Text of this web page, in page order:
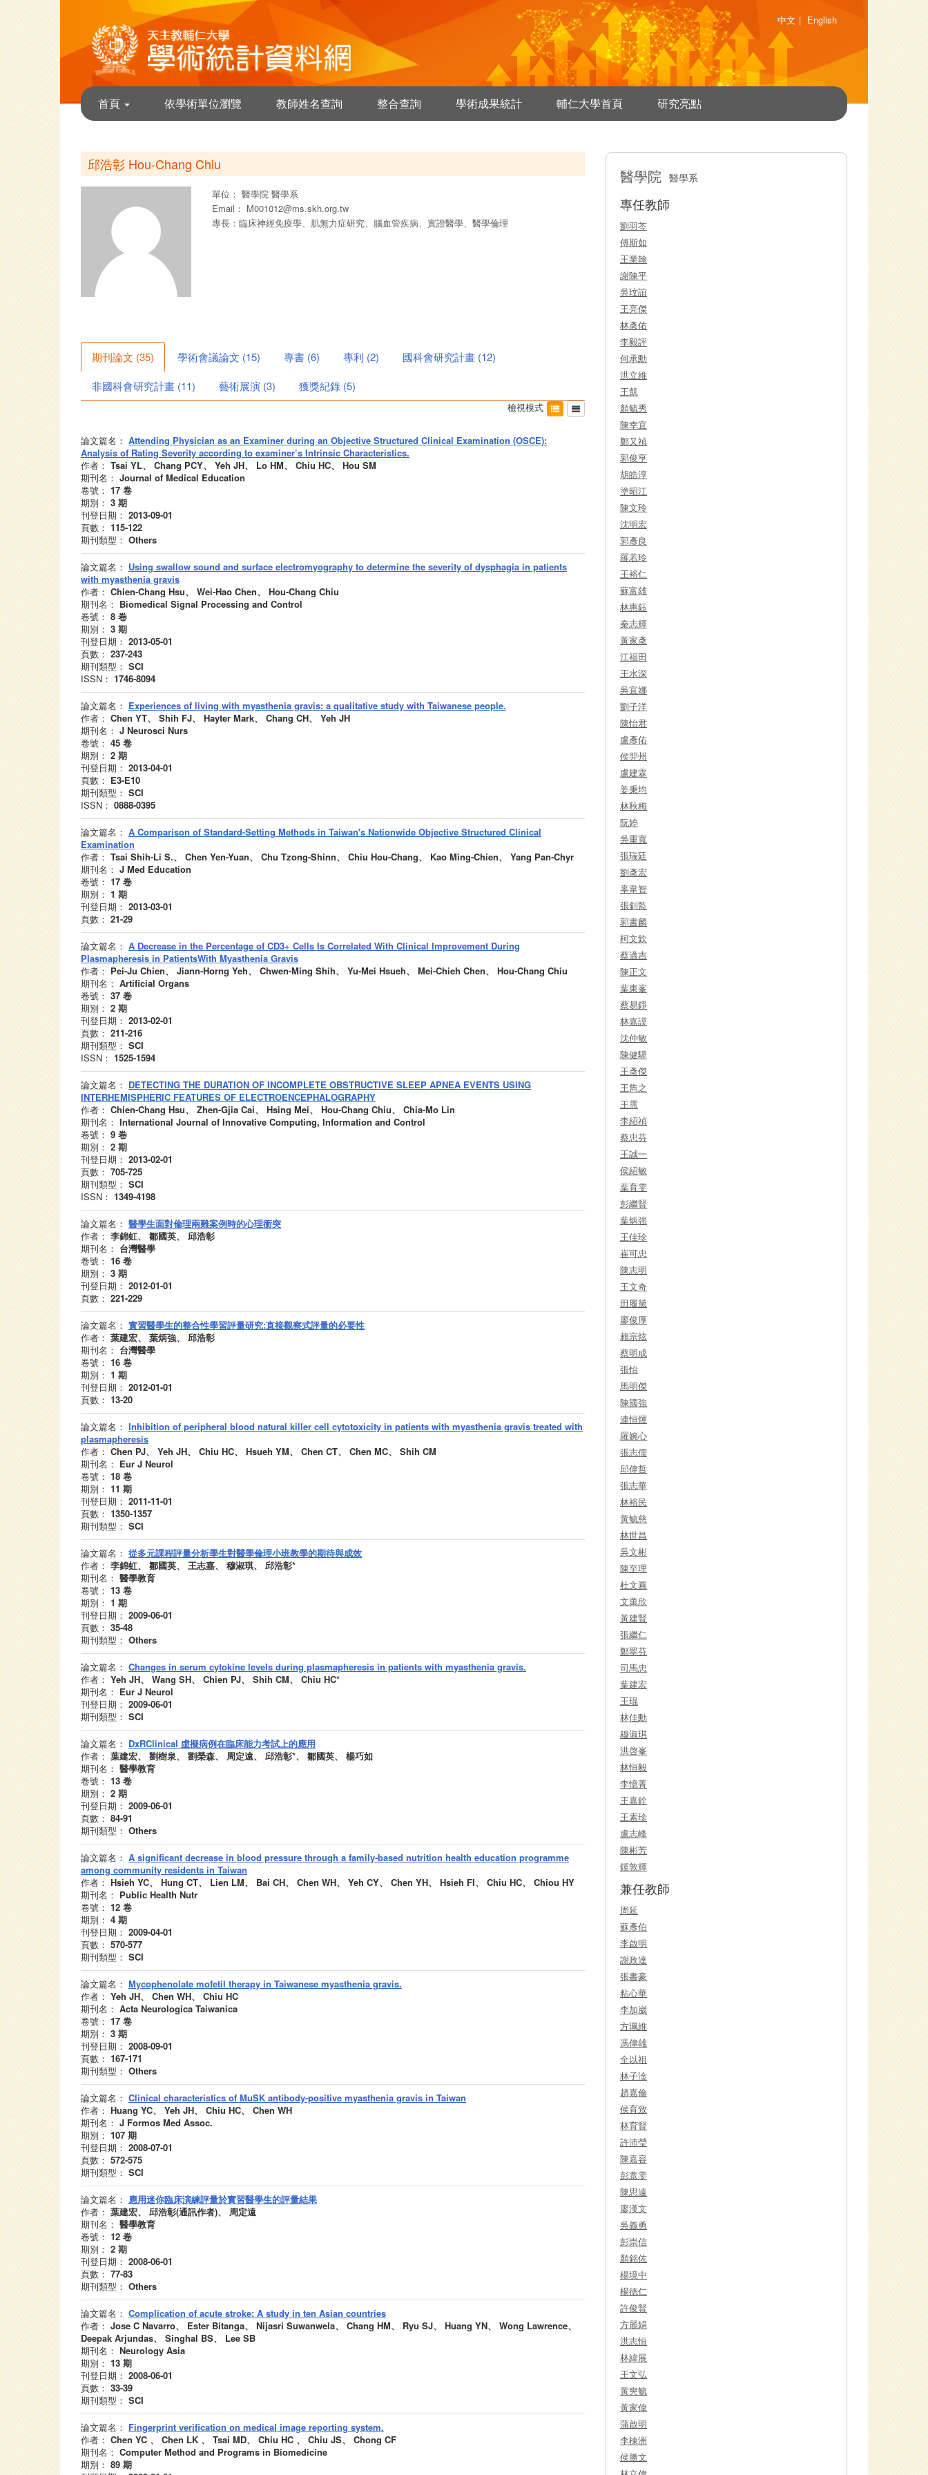
中文 | English
首頁 依學術單位瀏覽 教師姓名查詢 整合查詢 學術成果統計 輔仁大學首頁 研究亮點
邱浩彰 Hou-Chang Chiu
單位： 醫學院 醫學系
Email： M001012@ms.skh.org.tw
專長：臨床神經免疫學、肌無力症研究、腦血管疾病、實證醫學、醫學倫理
期刊論文 (35) 學術會議論文 (15) 專書 (6) 專利 (2) 國科會研究計畫 (12)
非國科會研究計畫 (11) 藝術展演 (3) 獲獎紀錄 (5)
檢視模式
論文篇名： Attending Physician as an Examiner during an Objective Structured Clinical Examination (OSCE):
Analysis of Rating Severity according to examiner’s Intrinsic Characteristics.
作者： Tsai YL、 Chang PCY、 Yeh JH、 Lo HM、 Chiu HC、 Hou SM
期刊名： Journal of Medical Education
卷號： 17 卷
期別： 3 期
刊登日期： 2013-09-01
頁數： 115-122
期刊類型： Others
論文篇名： Using swallow sound and surface electromyography to determine the severity of dysphagia in patients
with myasthenia gravis
作者： Chien-Chang Hsu、 Wei-Hao Chen、 Hou-Chang Chiu
期刊名： Biomedical Signal Processing and Control
卷號： 8 卷
期別： 3 期
刊登日期： 2013-05-01
頁數： 237-243
期刊類型： SCI
ISSN： 1746-8094
論文篇名： Experiences of living with myasthenia gravis: a qualitative study with Taiwanese people.
作者： Chen YT、 Shih FJ、 Hayter Mark、 Chang CH、 Yeh JH
期刊名： J Neurosci Nurs
卷號： 45 卷
期別： 2 期
刊登日期： 2013-04-01
頁數： E3-E10
期刊類型： SCI
ISSN： 0888-0395
論文篇名： A Comparison of Standard-Setting Methods in Taiwan's Nationwide Objective Structured Clinical
Examination
作者： Tsai Shih-Li S.、 Chen Yen-Yuan、 Chu Tzong-Shinn、 Chiu Hou-Chang、 Kao Ming-Chien、 Yang Pan-Chyr
期刊名： J Med Education
卷號： 17 卷
期別： 1 期
刊登日期： 2013-03-01
頁數： 21-29
論文篇名： A Decrease in the Percentage of CD3+ Cells Is Correlated With Clinical Improvement During
Plasmapheresis in PatientsWith Myasthenia Gravis
作者： Pei-Ju Chien、 Jiann-Horng Yeh、 Chwen-Ming Shih、 Yu-Mei Hsueh、 Mei-Chieh Chen、 Hou-Chang Chiu
期刊名： Artificial Organs
卷號： 37 卷
期別： 2 期
刊登日期： 2013-02-01
頁數： 211-216
期刊類型： SCI
ISSN： 1525-1594
論文篇名： DETECTING THE DURATION OF INCOMPLETE OBSTRUCTIVE SLEEP APNEA EVENTS USING
INTERHEMISPHERIC FEATURES OF ELECTROENCEPHALOGRAPHY
作者： Chien-Chang Hsu、 Zhen-Gjia Cai、 Hsing Mei、 Hou-Chang Chiu、 Chia-Mo Lin
期刊名： International Journal of Innovative Computing, Information and Control
卷號： 9 卷
期別： 2 期
刊登日期： 2013-02-01
頁數： 705-725
期刊類型： SCI
ISSN： 1349-4198
論文篇名： 醫學生面對倫理兩難案例時的心理衝突
作者： 李錦虹、 鄒國英、 邱浩彰
期刊名： 台灣醫學
卷號： 16 卷
期別： 3 期
刊登日期： 2012-01-01
頁數： 221-229
論文篇名： 實習醫學生的整合性學習評量研究:直接觀察式評量的必要性
作者： 葉建宏、 葉炳強、 邱浩彰
期刊名： 台灣醫學
卷號： 16 卷
期別： 1 期
刊登日期： 2012-01-01
頁數： 13-20
論文篇名： Inhibition of peripheral blood natural killer cell cytotoxicity in patients with myasthenia gravis treated with
plasmapheresis
作者： Chen PJ、 Yeh JH、 Chiu HC、 Hsueh YM、 Chen CT、 Chen MC、 Shih CM
期刊名： Eur J Neurol
卷號： 18 卷
期別： 11 期
刊登日期： 2011-11-01
頁數： 1350-1357
期刊類型： SCI
論文篇名： 從多元課程評量分析學生對醫學倫理小班教學的期待與成效
作者： 李錦虹、 鄒國英、 王志嘉、 穆淑琪、 邱浩彰*
期刊名： 醫學教育
卷號： 13 卷
期別： 1 期
刊登日期： 2009-06-01
頁數： 35-48
期刊類型： Others
論文篇名： Changes in serum cytokine levels during plasmapheresis in patients with myasthenia gravis.
作者： Yeh JH、 Wang SH、 Chien PJ、 Shih CM、 Chiu HC*
期刊名： Eur J Neurol
刊登日期： 2009-06-01
期刊類型： SCI
論文篇名： DxRClinical 虛擬病例在臨床能力考試上的應用
作者： 葉建宏、 劉樹泉、 劉榮森、 周定遠、 邱浩彰*、 鄒國英、 楊巧如
期刊名： 醫學教育
卷號： 13 卷
期別： 2 期
刊登日期： 2009-06-01
頁數： 84-91
期刊類型： Others
論文篇名： A significant decrease in blood pressure through a family-based nutrition health education programme
among community residents in Taiwan
作者： Hsieh YC、 Hung CT、 Lien LM、 Bai CH、 Chen WH、 Yeh CY、 Chen YH、 Hsieh FI、 Chiu HC、 Chiou HY
期刊名： Public Health Nutr
卷號： 12 卷
期別： 4 期
刊登日期： 2009-04-01
頁數： 570-577
期刊類型： SCI
論文篇名： Mycophenolate mofetil therapy in Taiwanese myasthenia gravis.
作者： Yeh JH、 Chen WH、 Chiu HC
期刊名： Acta Neurologica Taiwanica
卷號： 17 卷
期別： 3 期
刊登日期： 2008-09-01
頁數： 167-171
期刊類型： Others
論文篇名： Clinical characteristics of MuSK antibody-positive myasthenia gravis in Taiwan
作者： Huang YC、 Yeh JH、 Chiu HC、 Chen WH
期刊名： J Formos Med Assoc.
期別： 107 期
刊登日期： 2008-07-01
頁數： 572-575
期刊類型： SCI
論文篇名： 應用迷你臨床演練評量於實習醫學生的評量結果
作者： 葉建宏、 邱浩彰(通訊作者)、 周定遠
期刊名： 醫學教育
卷號： 12 卷
期別： 2 期
刊登日期： 2008-06-01
頁數： 77-83
期刊類型： Others
論文篇名： Complication of acute stroke: A study in ten Asian countries
作者： Jose C Navarro、 Ester Bitanga、 Nijasri Suwanwela、 Chang HM、 Ryu SJ、 Huang YN、 Wong Lawrence、
Deepak Arjundas、 Singhal BS、 Lee SB
期刊名： Neurology Asia
期別： 13 期
刊登日期： 2008-06-01
頁數： 33-39
期刊類型： SCI
論文篇名： Fingerprint verification on medical image reporting system.
作者： Chen YC 、 Chen LK 、 Tsai MD、 Chiu HC 、 Chiu JS、 Chong CF
期刊名： Computer Method and Programs in Biomedicine
期別： 89 期
醫學院 醫學系
專任教師
劉羽芩
傅斯如
王業翰
謝陳平
吳玟誼
王亮傑
林彥佑
李毅評
何承勳
洪立維
王凱
顏毓秀
陳幸宜
鄭又禎
郭俊亨
胡皓淳
塗昭江
陳文玲
沈明宏
郭彥良
羅若玲
王裕仁
蘇富雄
林惠鈺
秦志輝
黃家彥
江福田
王水深
吳宜娜
劉子洋
陳怡君
盧彥佑
侯羿州
盧建霖
姜秉均
林秋梅
阮婷
吳重寬
張瑞廷
劉彥宏
辜韋智
張釗監
郭書麟
柯文欽
蔡適吉
陳正文
葉東峯
蔡易錚
林嘉謨
沈仲敏
陳健驊
王彥傑
王雋之
王霈
李紹禎
蔡忠芬
王誠一
侯紹敏
葉育雯
彭繼賢
葉炳強
王佳珍
崔可忠
陳志明
王文奇
田履黛
廖俊厚
賴宗炫
蔡明成
張怡
馬明傑
陳國強
連恒煇
羅婉心
張志儒
邱偉哲
張志華
林裕民
黃毓慈
林世昌
吳文彬
陳至理
杜文圓
文萬欣
黃建賢
張繼仁
鄭翠芬
司馬忠
葉建宏
王琨
林佳勳
穆淑琪
洪啓峯
林恒毅
李憶菁
王嘉銓
王素珍
盧志峰
陳彬芳
鍾敦輝
兼任教師
周延
蘇彥伯
李啟明
謝政達
張書豪
粘心華
李加崴
方珮維
馮偉雄
全以祖
林子淦
趙嘉倫
侯育致
林育賢
許沛瑩
陳嘉容
彭薏雯
陳思遠
廖漢文
吳義勇
彭崇信
顏銘佐
楊境中
楊德仁
許俊賢
方麗娟
洪志恒
林緯展
王文弘
黃奭毓
黃家偉
蒲啟明
李棟洲
侯勝文